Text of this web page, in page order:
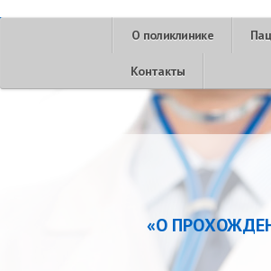
О поликлинике
Контакты